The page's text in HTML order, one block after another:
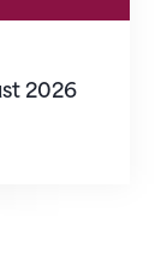
2026